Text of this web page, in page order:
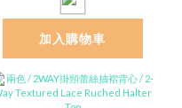
加入購物車